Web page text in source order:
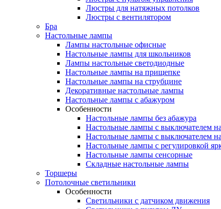
Люстры для натяжных потолков
Люстры с вентилятором
Бра
Настольные лампы
Лампы настольные офисные
Настольные лампы для школьников
Лампы настольные светодиодные
Настольные лампы на прищепке
Настольные лампы на струбцине
Декоративные настольные лампы
Настольные лампы с абажуром
Особенности
Настольные лампы без абажура
Настольные лампы с выключателем
Настольные лампы с выключателем
Настольные лампы с регулировкой
Настольные лампы сенсорные
Складные настольные лампы
Торшеры
Потолочные светильники
Особенности
Светильники с датчиком движения